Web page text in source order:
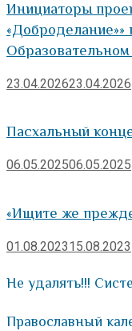
Инициаторы
«Доброделание»»
23.04.202623.04.2026
Пасхальный
06.05.202506.05.2025
«Ищите же
01.08.202315.08.2023
Не удалять!!!
Православный